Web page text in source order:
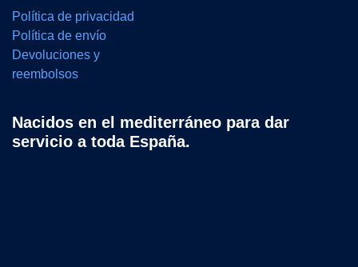
Política de privacidad
Política de envío
Devoluciones y
reembolsos
Nacidos en el mediterráneo para dar
servicio a toda España.